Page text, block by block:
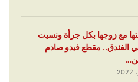
مع زوجها بكل جرأة ونسيت
الفندق.. مقطع فيدو صادم